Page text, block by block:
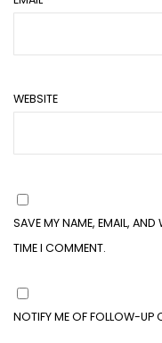
WEBSITE
SAVE MY NAME, EMAIL, AND
TIME I COMMENT.
NOTIFY ME OF FOLLOW-UP